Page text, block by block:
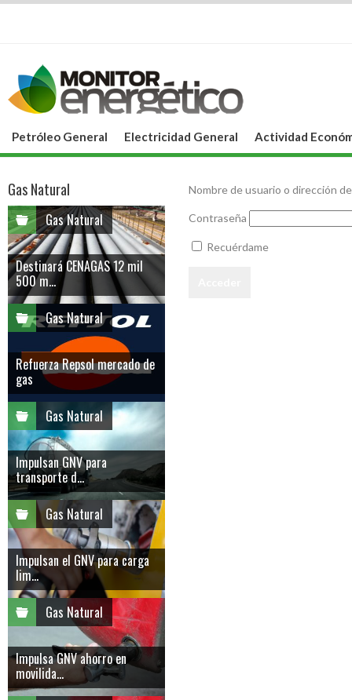
Petróleo General Electricidad General Actividad
Nombre de usuario o dirección
Contraseña
Recuérdame
Gas Natural
Gas Natural
Destinará CENAGAS 12 mil
500 m...
Gas Natural
Refuerza Repsol mercado de
gas
Gas Natural
Impulsan GNV para
transporte d...
Gas Natural
Impulsan el GNV para carga
lim...
Gas Natural
Impulsa GNV ahorro en
movilida...